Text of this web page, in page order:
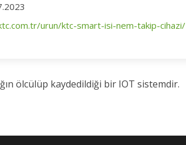
urun/ktc-smart-isi-nem-takip-cihazi/
ölcülüp kaydedildiği bir IOT sistemdir.